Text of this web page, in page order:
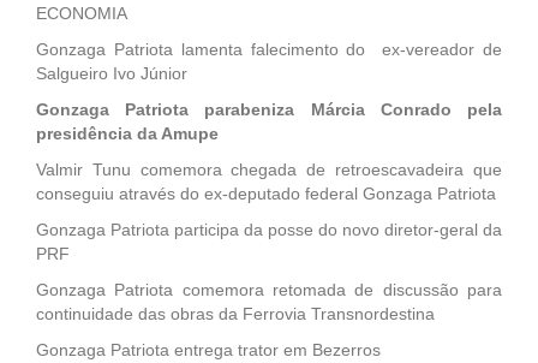
ECONOMIA
Gonzaga Patriota lamenta falecimento do ex-vereador de
Salgueiro Ivo Júnior
Gonzaga Patriota parabeniza Márcia Conrado pela
presidência da Amupe
Valmir Tunu comemora chegada de retroescavadeira que
conseguiu através do ex-deputado federal Gonzaga Patriota
Gonzaga Patriota participa da posse do novo diretor-geral da
PRF
Gonzaga Patriota comemora retomada de discussão para
continuidade das obras da Ferrovia Transnordestina
Gonzaga Patriota entrega trator em Bezerros